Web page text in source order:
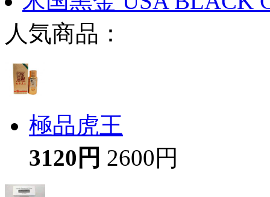
人気商品：
極品虎王
3120円 2600円